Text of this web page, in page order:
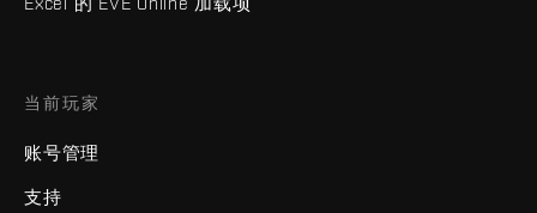
当前玩家
账号管理
支持